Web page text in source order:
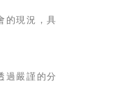
的現況，具
過嚴謹的分